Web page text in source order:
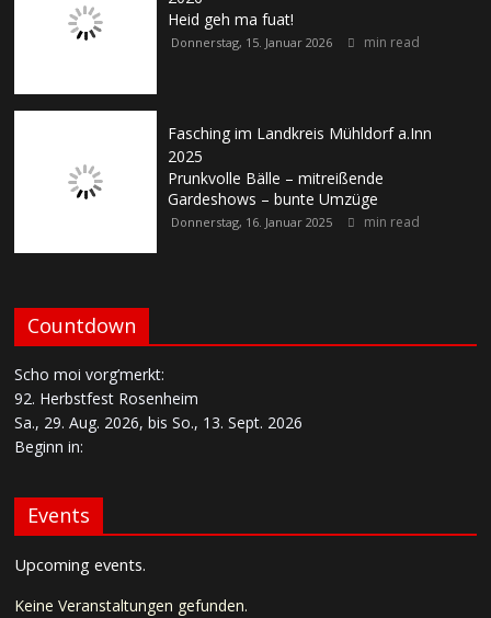
Heid geh ma fuat!
Donnerstag, 15. Januar 2026 min read
Fasching im Landkreis Mühldorf a.Inn
2025
Prunkvolle Bälle – mitreißende
Gardeshows – bunte Umzüge
Donnerstag, 16. Januar 2025 min read
Countdown
Scho moi vorg’merkt:
92. Herbstfest Rosenheim
Sa., 29. Aug. 2026, bis So., 13. Sept. 2026
Beginn in:
Events
Upcoming events.
Keine Veranstaltungen gefunden.